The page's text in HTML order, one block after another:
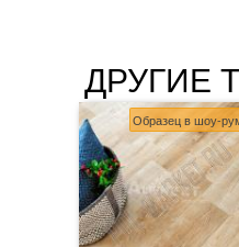
ДРУГИЕ
Образец в шоу-